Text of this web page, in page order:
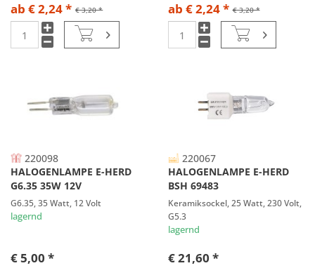
€ 3,20 *
ab € 2,24 * € 3,20 *
ab € 2,24 *
220098
HALOGENLAMPE E-HERD
G6.35 35W 12V
G6.35, 35 Watt, 12 Volt
lagernd
€ 5,00 *
220067
HALOGENLAMPE E-HERD
BSH 69483
Keramiksockel, 25 Watt, 230 Volt,
G5.3
lagernd
€ 21,60 *